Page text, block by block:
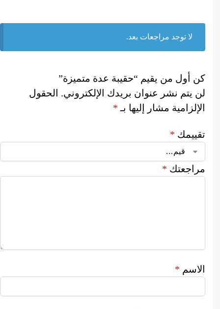
لا توجد مراجعات بعد.
كن أول من يقيم “حقيبة عدة متميزة”
لن يتم نشر عنوان بريدك الإلكتروني. الحقول
الإلزامية مشار إليها بـ *
تقييمك *
مراجعتك *
الاسم *